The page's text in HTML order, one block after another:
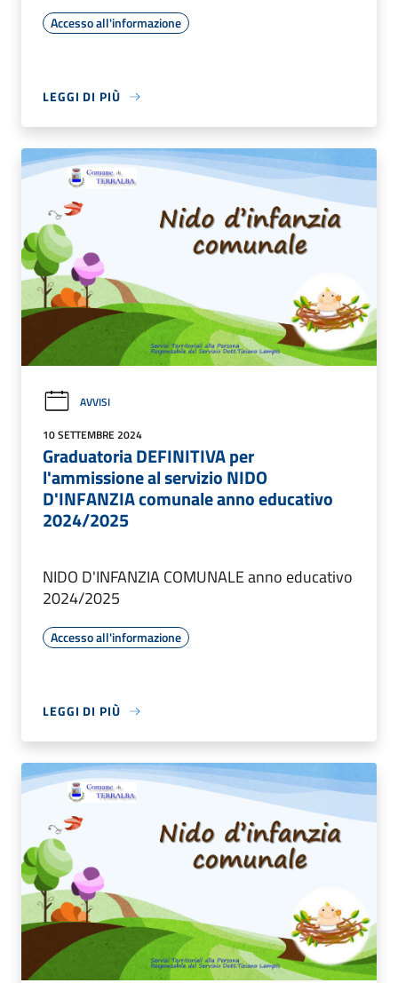
Accesso all'informazione
LEGGI DI PIÙ
AVVISI
10 SETTEMBRE 2024
Graduatoria DEFINITIVA per
l'ammissione al servizio NIDO
D'INFANZIA comunale anno educativo
2024/2025
NIDO D'INFANZIA COMUNALE anno educativo
2024/2025
Accesso all'informazione
LEGGI DI PIÙ